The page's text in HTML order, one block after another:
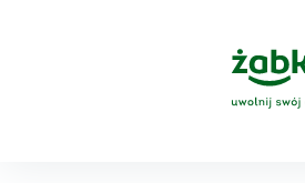
Główne
Logo
Wróć do listy produktów